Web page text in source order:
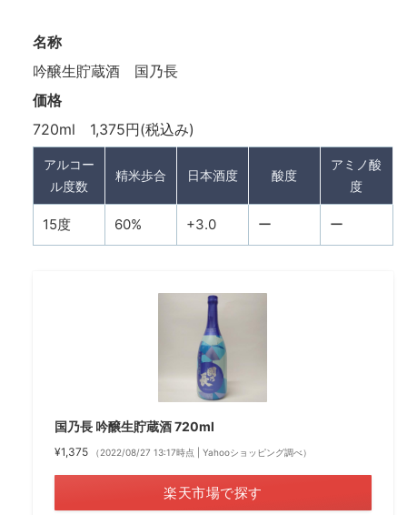
名称
吟醸生貯蔵酒 国乃長
価格
720ml 1,375円(税込み)
アルコー
ル度数
精米歩合 日本酒度 酸度
アミノ酸
度
15度 60% +3.0 ー ー
国乃長 吟醸生貯蔵酒 720ml
¥1,375 （2022/08/27 13:17時点 | Yahooショッピング調べ）
楽天市場で探す